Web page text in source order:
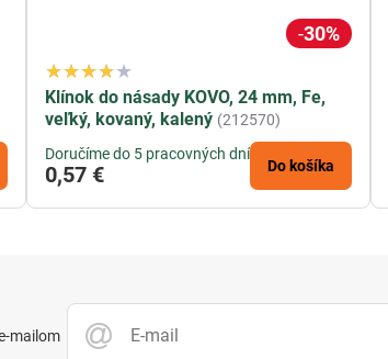
30%
Klínok do násady KOVO, 24 mm, Fe,
veľký, kovaný, kalený (212570)
Doručíme do 5 pracovných dní
0,57 € Do košíka
mailom